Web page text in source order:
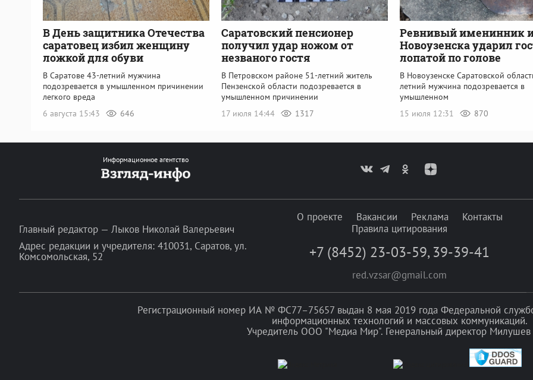
В День защитника Отечества
саратовец избил женщину
ложкой для обуви
В Саратове 43-летний мужчина
подозревается в умышленном причинении
легкого вреда
6 августа 15:43
646
Саратовский пенсионер
получил удар ножом от
незваного гостя
В Петровском районе 51-летний житель
Пензенской области подозревается в
умышленном причинении
17 июля 14:44
1317
Ревнивый именинник
Новоузенска ударил
лопатой по голове
В Новоузенске Саратовской
летний мужчина подозревается в
умышленном
15 июля 12:31
870
Информационное агентство
Главный редактор — Лыков Николай Валерьевич
Адрес редакции и учредителя: 410031, Саратов, ул.
Комсомольская, 52
О проекте Вакансии Реклама
Контакты
Правила цитирования
+7 (8452) 23-03-59, 39-39-41
red.vzsar@gmail.com
Регистрационный номер ИА № ФС77–75657 выдан 8 мая 2019 года Федеральной
информационных технологий и массовых коммуникаций.
Учредитель ООО "Медиа Мир". Генеральный директор